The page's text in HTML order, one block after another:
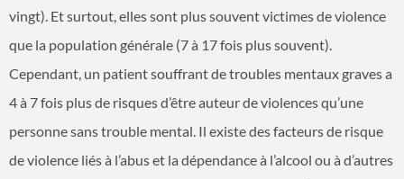
vingt). Et surtout, elles sont plus souvent victimes de violence
que la population générale (7 à 17 fois plus souvent).
Cependant, un patient souffrant de troubles mentaux graves a
4 à 7 fois plus de risques d’être auteur de violences qu’une
personne sans trouble mental. Il existe des facteurs de risque
de violence liés à l’abus et la dépendance à l’alcool ou à d’autres